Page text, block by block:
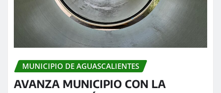
MUNICIPIO DE AGUASCALIENTES
AVANZA MUNICIPIO CON LA